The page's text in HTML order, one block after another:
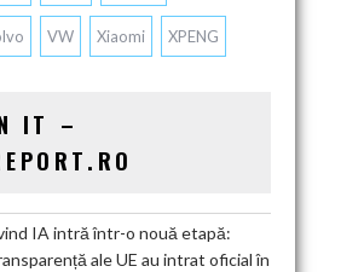
VW Xiaomi XPENG
IT –
IA intră într-o nouă etapă:
ale UE au intrat oficial în